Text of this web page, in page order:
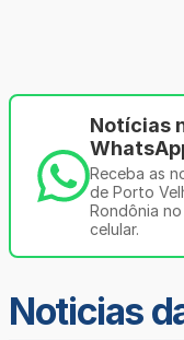
Notícias
Receba as
de Porto
Rondônia no
celular.
Noticias